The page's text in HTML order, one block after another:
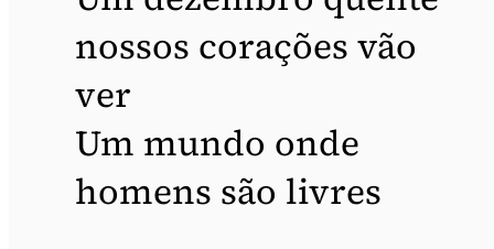
nossos corações vão
ver
Um mundo onde
homens são livres